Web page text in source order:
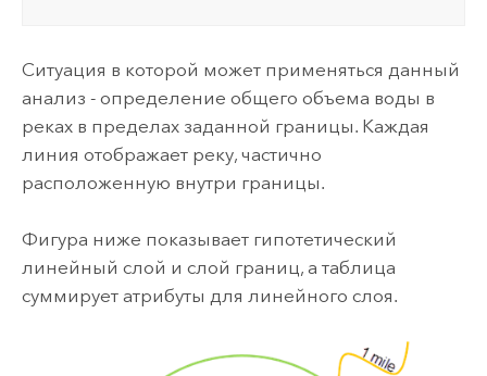
Ситуация в которой может применяться данный
анализ - определение общего объема воды в
реках в пределах заданной границы. Каждая
линия отображает реку, частично
расположенную внутри границы.
Фигура ниже показывает гипотетический
линейный слой и слой границ, а таблица
суммирует атрибуты для линейного слоя.